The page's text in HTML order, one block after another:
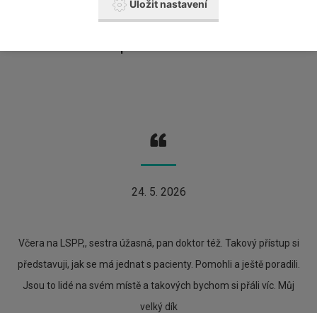
24. 5. 2026
Včera na LSPP,, sestra úžasná, pan doktor též. Takový přístup si
představuji, jak se má jednat s pacienty. Pomohli a ještě poradili.
Jsou to lidé na svém místě a takových bychom si přáli víc. Můj
velký dík
Uložit nastavení